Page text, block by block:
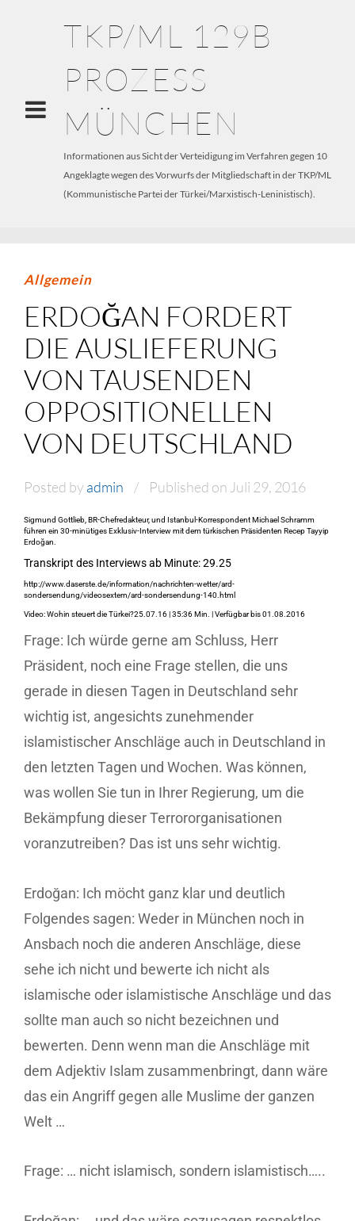
TKP/ML 129B
PROZESS
MÜNCHEN
Informationen aus Sicht der Verteidigung im Verfahren gegen 10
Angeklagte wegen des Vorwurfs der Mitgliedschaft in der TKP/ML
(Kommunistische Partei der Türkei/Marxistisch-Leninistisch).
Allgemein
ERDOĞAN FORDERT
DIE AUSLIEFERUNG
VON TAUSENDEN
OPPOSITIONELLEN
VON DEUTSCHLAND
Posted byadmin Published on Juli 29, 2016
Sigmund Gottlieb, BR-Chefredakteur, und Istanbul-Korrespondent Michael Schramm
führen ein 30-minütiges Exklusiv-Interview mit dem türkischen Präsidenten Recep Tayyip
Erdoğan.
Transkript des Interviews ab Minute: 29.25
http://www.daserste.de/information/nachrichten-wetter/ard-
sondersendung/videosextern/ard-sondersendung-140.html
Video: Wohin steuert die Türkei?25.07.16 | 35:36 Min. | Verfügbar bis 01.08.2016
Frage: Ich würde gerne am Schluss, Herr
Präsident, noch eine Frage stellen, die uns
gerade in diesen Tagen in Deutschland sehr
wichtig ist, angesichts zunehmender
islamistischer Anschläge auch in Deutschland in
den letzten Tagen und Wochen. Was können,
was wollen Sie tun in Ihrer Regierung, um die
Bekämpfung dieser Terrororganisationen
voranzutreiben? Das ist uns sehr wichtig.
Erdoğan: Ich möcht ganz klar und deutlich
Folgendes sagen: Weder in München noch in
Ansbach noch die anderen Anschläge, diese
sehe ich nicht und bewerte ich nicht als
islamische oder islamistische Anschläge und das
sollte man auch so nicht bezeichnen und
bewerten. Denn wenn man die Anschläge mit
dem Adjektiv Islam zusammenbringt, dann wäre
das ein Angriff gegen alle Muslime der ganzen
Welt …
Frage: … nicht islamisch, sondern islamistisch…..